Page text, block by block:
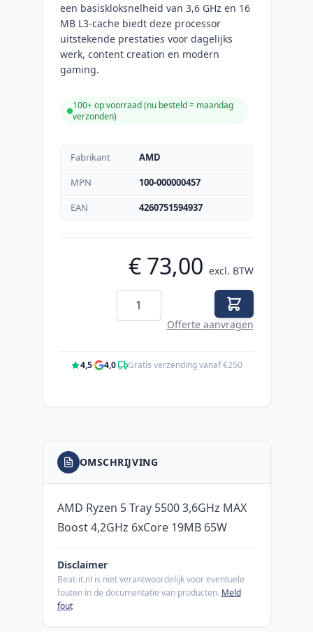
een basiskloksnelheid van 3,6 GHz en 16
MB L3-cache biedt deze processor
uitstekende prestaties voor dagelijks
werk, content creation en modern
gaming.
100+ op voorraad (nu besteld = maandag
verzonden)
Fabrikant
AMD
MPN
100-000000457
EAN
4260751594937
€ 73,00 excl. BTW
Aantal
Offerte aanvragen
4,5· 4,0· Gratis verzending vanaf €250
OMSCHRIJVING
AMD Ryzen 5 Tray 5500 3,6GHz MAX
Boost 4,2GHz 6xCore 19MB 65W
Disclaimer
Beat-it.nl is niet verantwoordelijk voor eventuele
fouten in de documentatie van producten. Meld
fout